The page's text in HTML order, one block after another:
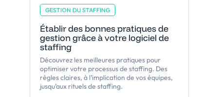
GESTION DU STAFFING
Établir des bonnes pratiques de
gestion grâce à votre logiciel de
staffing
Découvrez les meilleures pratiques pour
optimiser votre processus de staffing. Des
règles claires, à l’implication de vos équipes,
jusqu’aux rituels de staffing.